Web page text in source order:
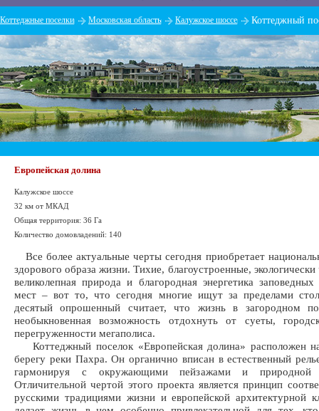
Коттеджные поселки Московская область Калужское шоссе Коттеджный
Европейская долина
Калужское шоссе
32 км от МКАД
Общая территория: 36 Га
Количество домовладений: 140
Все более актуальные черты сегодня приобретает
здорового образа жизни. Тихие, благоустроенные,
великолепная природа и благородная энергетика заповедных
мест – вот то, что сегодня многие ищут за пределами
десятый опрошенный считает, что жизнь в загородном
необыкновенная возможность отдохнуть от суеты,
перегруженности мегаполиса.
Коттеджный поселок «Европейская долина» расположен
берегу реки Пахра. Он органично вписан в естественный
гармонируя с окружающими пейзажами и природной
Отличительной чертой этого проекта является принцип
русскими традициями жизни и европейской архитектурной